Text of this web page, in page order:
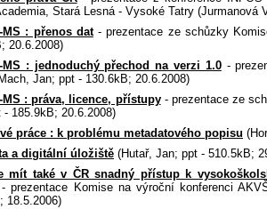
Stará Lesná - Vysoké Tatry (Jurmanová
MS : přenos dat- prezentace ze schůzky
20.6.2008)
MS : jednoduchý přechod na verzi 1.0-
Jan; ppt - 130.6kB; 20.6.2008)
MS : práva, licence, přístupy- prezentace ze
- 185.9kB; 20.6.2008)
práce : k problému metadatového popisu
a digitální úložiště (Hutař, Jan; ppt - 510.5kB;
mít také v ČR snadný přístup k
- prezentace Komise na výroční konferenci
18.5.2006)